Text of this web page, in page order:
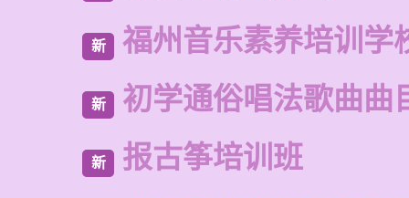
新 福州音乐素养培训学
新 初学通俗唱法歌曲曲
新 报古筝培训班